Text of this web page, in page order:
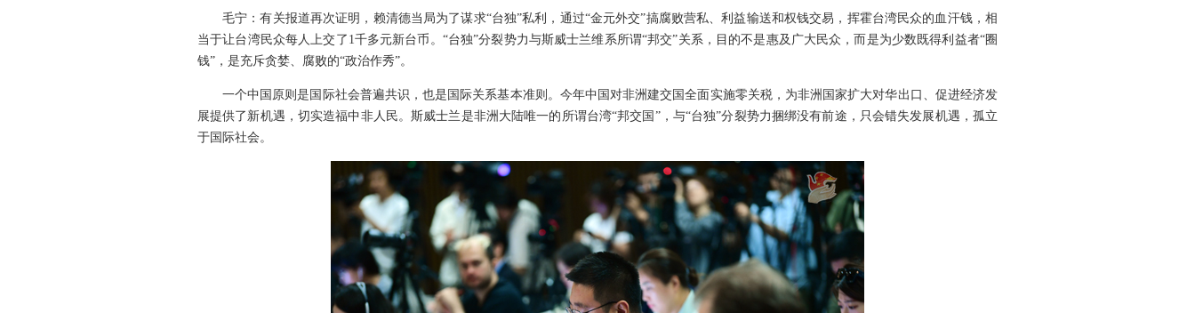
毛宁：有关报道再次证明，赖清德当局为了谋求“台独”私利，通过“金元外交”搞腐败营私、利益输送和权钱交易，挥霍台湾民众的血汗钱，相
当于让台湾民众每人上交了1千多元新台币。“台独”分裂势力与斯威士兰维系所谓“邦交”关系，目的不是惠及广大民众，而是为少数既得利益者“圈
钱”，是充斥贪婪、腐败的“政治作秀”。
一个中国原则是国际社会普遍共识，也是国际关系基本准则。今年中国对非洲建交国全面实施零关税，为非洲国家扩大对华出口、促进经济发
展提供了新机遇，切实造福中非人民。斯威士兰是非洲大陆唯一的所谓台湾“邦交国”，与“台独”分裂势力捆绑没有前途，只会错失发展机遇，孤立
于国际社会。